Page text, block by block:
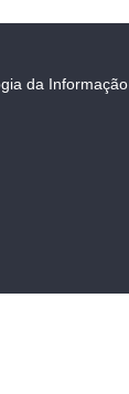
da Informação